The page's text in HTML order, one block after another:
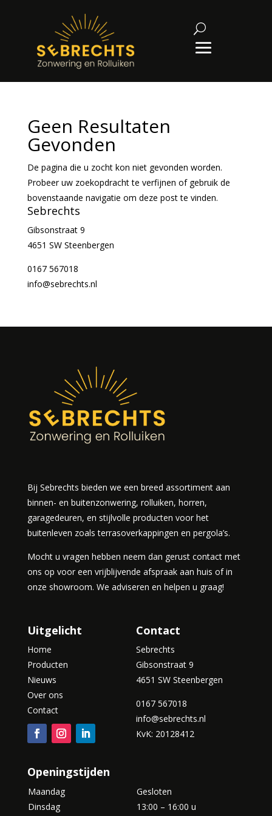
Geen Resultaten
Gevonden
De pagina die u zocht kon niet gevonden worden.
Probeer uw zoekopdracht te verfijnen of gebruik de
bovenstaande navigatie om deze post te vinden.
Sebrechts
Gibsonstraat 9
4651 SW Steenbergen
0167 567018
info@sebrechts.nl
Bij Sebrechts bieden we een breed assortiment aan
binnen- en buitenzonwering, rolluiken, horren,
garagedeuren, en stijlvolle producten voor het
buitenleven zoals terrasoverkappingen en pergola’s.
Mocht u vragen hebben neem dan gerust contact met
ons op voor een vrijblijvende afspraak aan huis of in
onze showroom. We adviseren en helpen u graag!
Uitgelicht
Home
Producten
Nieuws
Over ons
Contact
Contact
Sebrechts
Gibsonstraat 9
4651 SW Steenbergen
0167 567018
info@sebrechts.nl
KvK: 20128412
Openingstijden
Maandag
Dinsdag
Gesloten
13:00 – 16:00 u